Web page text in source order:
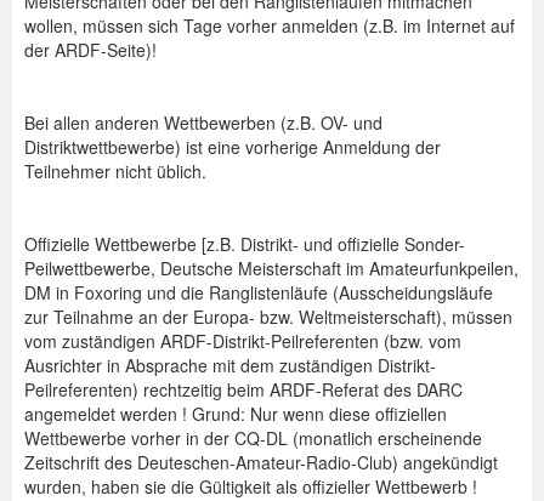
wollen, müssen sich Tage vorher anmelden (z.B. im Internet auf
der ARDF-Seite)!
Bei allen anderen Wettbewerben (z.B. OV- und
Distriktwettbewerbe) ist eine vorherige Anmeldung der
Teilnehmer nicht üblich.
Offizielle Wettbewerbe [z.B. Distrikt- und offizielle Sonder-
Peilwettbewerbe, Deutsche Meisterschaft im Amateurfunkpeilen,
DM in Foxoring und die Ranglistenläufe (Ausscheidungsläufe
zur Teilnahme an der Europa- bzw. Weltmeisterschaft), müssen
vom zuständigen ARDF-Distrikt-Peilreferenten (bzw. vom
Ausrichter in Absprache mit dem zuständigen Distrikt-
Peilreferenten) rechtzeitig beim ARDF-Referat des DARC
angemeldet werden ! Grund: Nur wenn diese offiziellen
Wettbewerbe vorher in der CQ-DL (monatlich erscheinende
Zeitschrift des Deuteschen-Amateur-Radio-Club) angekündigt
wurden, haben sie die Gültigkeit als offizieller Wettbewerb !